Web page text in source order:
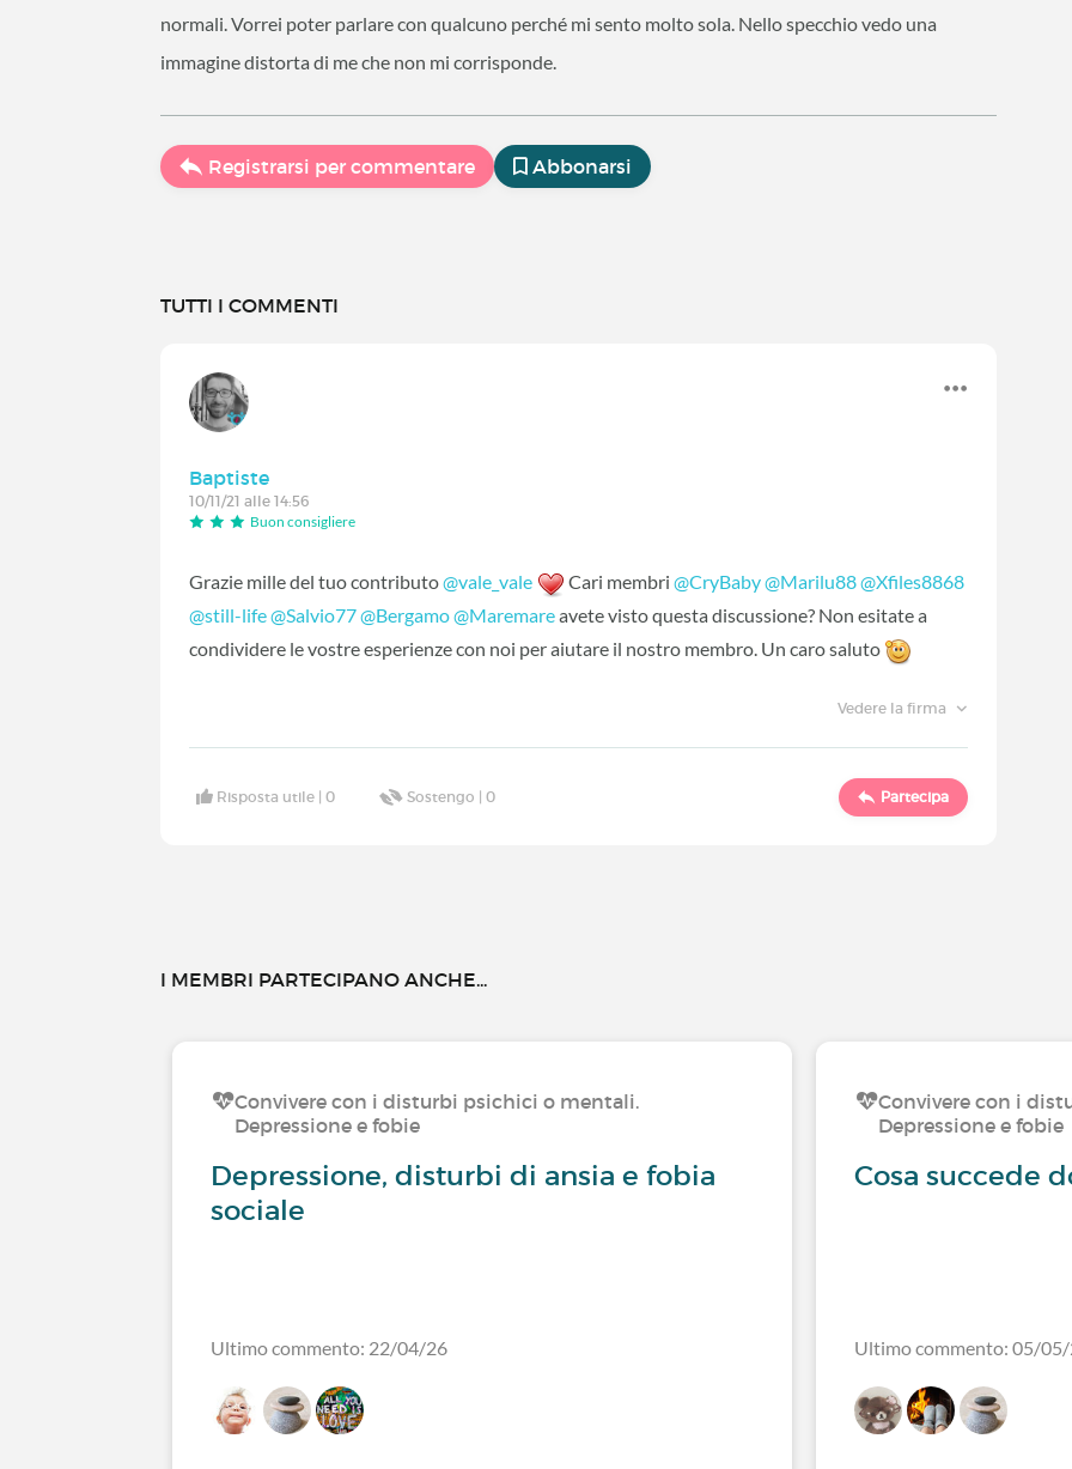
normali. Vorrei poter parlare con qualcuno perché mi sento molto sola. Nello specchio vedo una
immagine distorta di me che non mi corrisponde.
Registrarsi per commentare Abbonarsi
TUTTI I COMMENTI
Baptiste
10/11/21 alle 14:56
Buon consigliere
Grazie mille del tuo contributo@vale_vale Cari membri@CryBaby‍@Marilu88‍@Xfiles8868
@still-life‍@Salvio77‍@Bergamo‍@Maremare‍ avete visto questa discussione? Non esitate a
condividere le vostre esperienze con noi per aiutare il nostro membro. Un caro saluto
Vedere la firma
Risposta utile |0 Sostengo |0 Partecipa
I MEMBRI PARTECIPANO ANCHE...
Convivere con i disturbi psichici o mentali.
Depressione e fobie
Depressione, disturbi di ansia e fobia
sociale
Ultimo commento: 22/04/26
Convivere con i
Depressione e fobie
Cosa succede
Ultimo commento: 05/